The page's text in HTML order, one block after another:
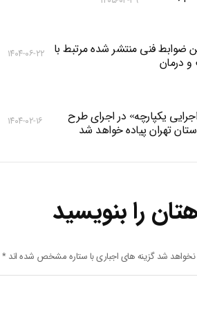
ضوابط فنی منتشر شده مرتبط با
درمان
۱۴۰۴-۰۶-۲۲
یکپارچه» در اجرای طرح
تهران پیاده خواهد شد
۱۴۰۴-۰۲-۱۶
را بنویسید
نخواهد شد گزینه های اجباری با ستاره مشخص شده اند*